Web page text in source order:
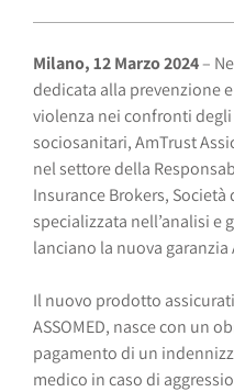
Milano, 12 Marzo 2024–
dedicata alla prevenzione
violenza nei confronti
sociosanitari, AmTrust
nel settore della
Insurance Brokers,
specializzata nell’analisi e
lanciano la nuova garanzia
Il nuovo prodotto
ASSOMED, nasce con un
pagamento di un
medico in caso di